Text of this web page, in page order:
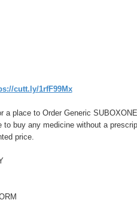
cutt.ly/1rfF99Mx
a place to Order Generic
to buy any medicine without a
price.